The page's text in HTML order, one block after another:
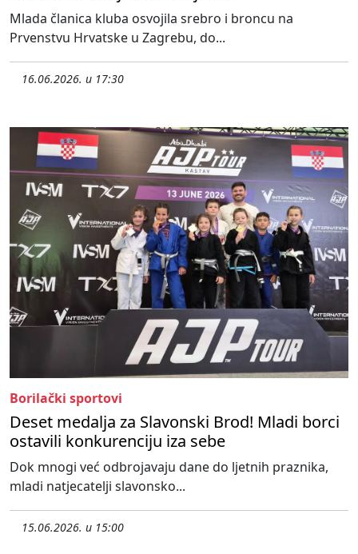
Mlada članica kluba osvojila srebro i broncu na
Prvenstvu Hrvatske u Zagrebu, do...
16.06.2026. u 17:30
Borilački sportovi
Deset medalja za Slavonski Brod! Mladi borci
ostavili konkurenciju iza sebe
Dok mnogi već odbrojavaju dane do ljetnih praznika,
mladi natjecatelji slavonsko...
15.06.2026. u 15:00